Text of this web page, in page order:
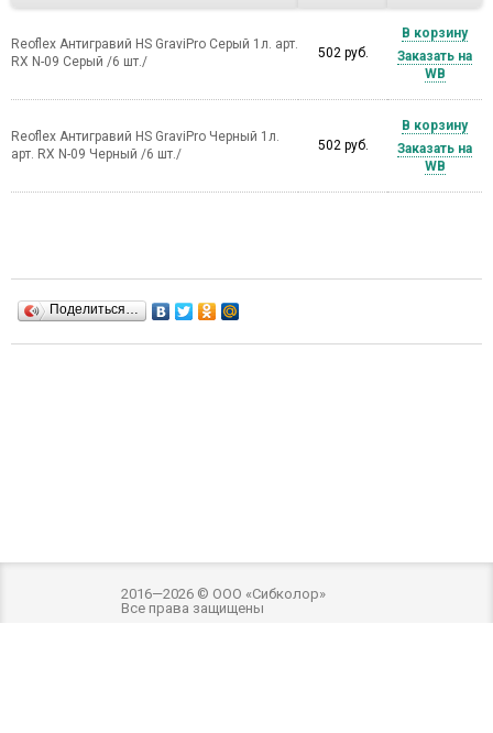
Reoflex Антигравий HS GraviPro Серый 1л. арт.
RX N-09 Серый /6 шт./
502 руб.
В корзину
Заказать на
WB
Reoflex Антигравий HS GraviPro Черный 1л.
арт. RX N-09 Черный /6 шт./
502 руб.
В корзину
Заказать на
WB
Поделиться…
2016—2026 © ООО «Сибколор»
Все права защищены